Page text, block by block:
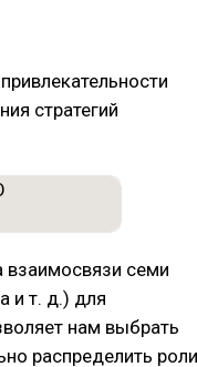
стратегий
взаимосвязи семи
и т. д.) для
нам выбрать
распределить